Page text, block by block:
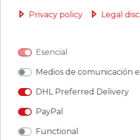
Ceres::Template.singleItemExclusive
Ceres::Template.singleItemShippingCosts
Privacy policy Legal
Esencial
Medios de comunicación
DHL Preferred Delivery
PayPal
Functional